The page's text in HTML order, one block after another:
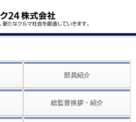
部員紹介
総監督挨拶・紹介